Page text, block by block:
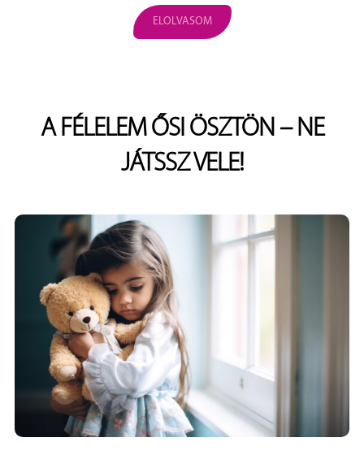
ELOLVASOM
A FÉLELEM ŐSI ÖSZTÖN – NE
JÁTSSZ VELE!